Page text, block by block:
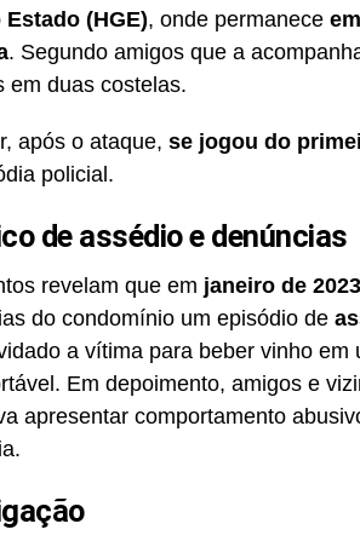
(HGE), onde permanece
. Segundo amigos que a
em duas costelas.
após o ataque, se jogou do
policial.
de assédio e denúncias
revelam que em janeiro de 2023
do condomínio um episódio de
a vítima para beber vinho em
Em depoimento, amigos e
apresentar comportamento